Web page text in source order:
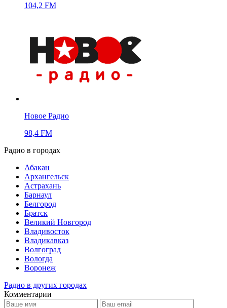
104,2 FM
Новое Радио
98,4 FM
Радио в городах
Абакан
Архангельск
Астрахань
Барнаул
Белгород
Братск
Великий Новгород
Владивосток
Владикавказ
Волгоград
Вологда
Воронеж
Радио в других городах
Комментарии